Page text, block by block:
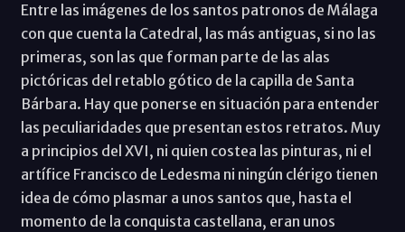
Entre las imágenes de los santos patronos de Málaga
con que cuenta la Catedral, las más antiguas, si no las
primeras, son las que forman parte de las alas
pictóricas del retablo gótico de la capilla de Santa
Bárbara. Hay que ponerse en situación para entender
las peculiaridades que presentan estos retratos. Muy
a principios del XVI, ni quien costea las pinturas, ni el
artífice Francisco de Ledesma ni ningún clérigo tienen
idea de cómo plasmar a unos santos que, hasta el
momento de la conquista castellana, eran unos